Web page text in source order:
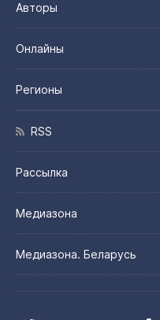
Авторы
Онлайны
Регионы
RSS
Рассылка
Медиазона
Медиазона. Беларусь